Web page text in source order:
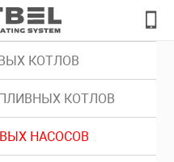
КОТЛОВ
КОТЛОВ
НАСОСОВ